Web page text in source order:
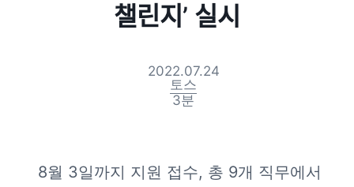
챌린지’ 실시
2022.07.24
토스
3분
8월 3일까지 지원 접수, 총 9개 직무에서